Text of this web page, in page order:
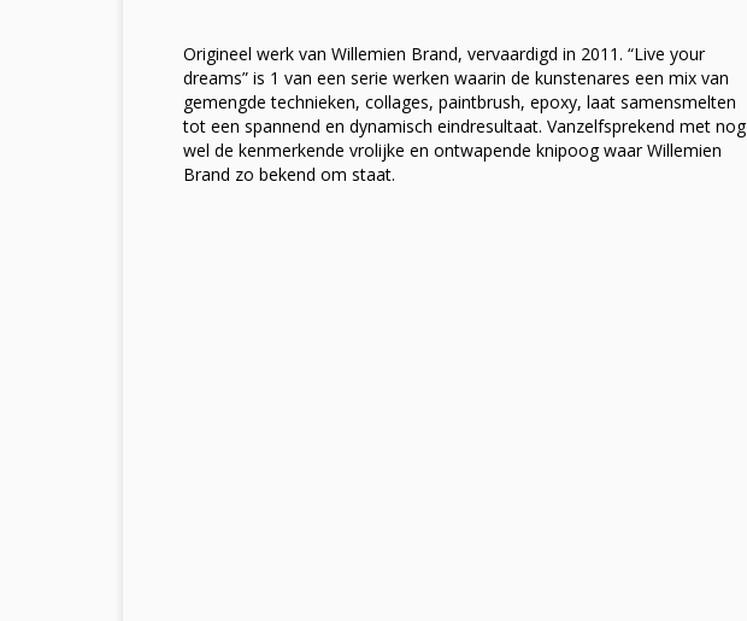
Origineel werk van Willemien Brand, vervaardigd in 2011. “Live your
dreams” is 1 van een serie werken waarin de kunstenares een mix van
gemengde technieken, collages, paintbrush, epoxy, laat samensmelten
tot een spannend en dynamisch eindresultaat. Vanzelfsprekend met nog
wel de kenmerkende vrolijke en ontwapende knipoog waar Willemien
Brand zo bekend om staat.